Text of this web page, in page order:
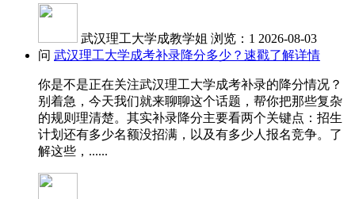
武汉理工大学成教学姐 浏览：1 2026-08-03
问 武汉理工大学成考补录降分多少？速戳了解详情
你是不是正在关注武汉理工大学成考补录的降分情况？
别着急，今天我们就来聊聊这个话题，帮你把那些复杂
的规则理清楚。其实补录降分主要看两个关键点：招生
计划还有多少名额没招满，以及有多少人报名竞争。了
解这些，......